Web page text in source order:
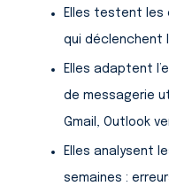
Elles testent les
qui déclenchent
Elles adaptent
de messagerie
Gmail, Outlook
Elles analysent
semaines :